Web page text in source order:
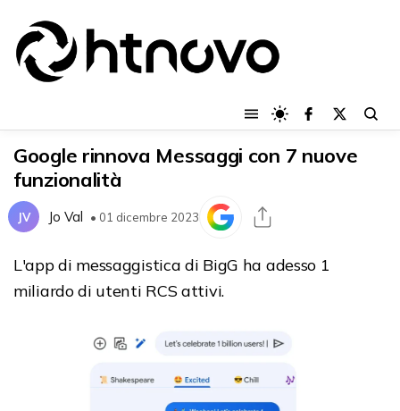
Google rinnova Messaggi con 7 nuove
funzionalità
JV Jo Val • 01 dicembre 2023
L'app di messaggistica di BigG ha adesso 1
miliardo di utenti RCS attivi.